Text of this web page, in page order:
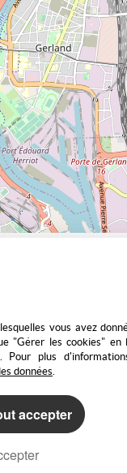
– 69440 SAINT
vous avez
"Gérer les cookies" en
Pour plus
données.
accepter